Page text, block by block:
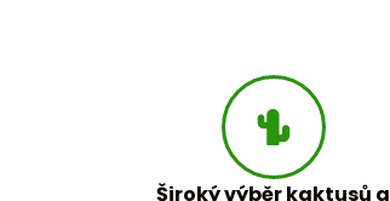
Široký výběr kaktusů a